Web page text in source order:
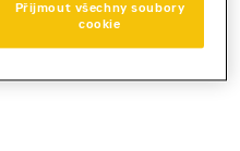
Slovensku.
servisní areál v
Přijmout všechny soubory
cookie